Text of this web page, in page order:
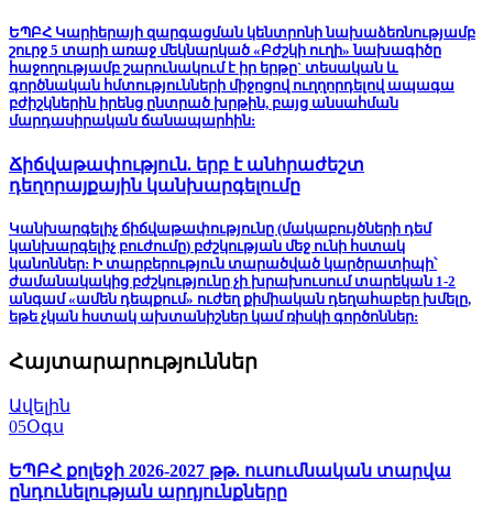
ԵՊԲՀ Կարիերայի զարգացման կենտրոնի նախաձեռնությամբ
շուրջ 5 տարի առաջ մեկնարկած «Բժշկի ուղի» նախագիծը
հաջողությամբ շարունակում է իր երթը` տեսական և
գործնական հմտությունների միջոցով ուղղորդելով ապագա
բժիշկներին իրենց ընտրած խրթին, բայց անսահման
մարդասիրական ճանապարհին:
Ճիճվաթափություն. երբ է անհրաժեշտ
դեղորայքային կանխարգելումը
Կանխարգելիչ ճիճվաթափությունը (մակաբույծների դեմ
կանխարգելիչ բուժումը) բժշկության մեջ ունի հստակ
կանոններ: Ի տարբերություն տարածված կարծրատիպի՝
ժամանակակից բժշկությունը չի խրախուսում տարեկան 1-2
անգամ «ամեն դեպքում» ուժեղ քիմիական դեղահաբեր խմելը,
եթե չկան հստակ ախտանիշներ կամ ռիսկի գործոններ:
Հայտարարություններ
Ավելին
05Օգս
ԵՊԲՀ քոլեջի 2026-2027 թթ. ուսումնական տարվա
ընդունելության արդյունքները